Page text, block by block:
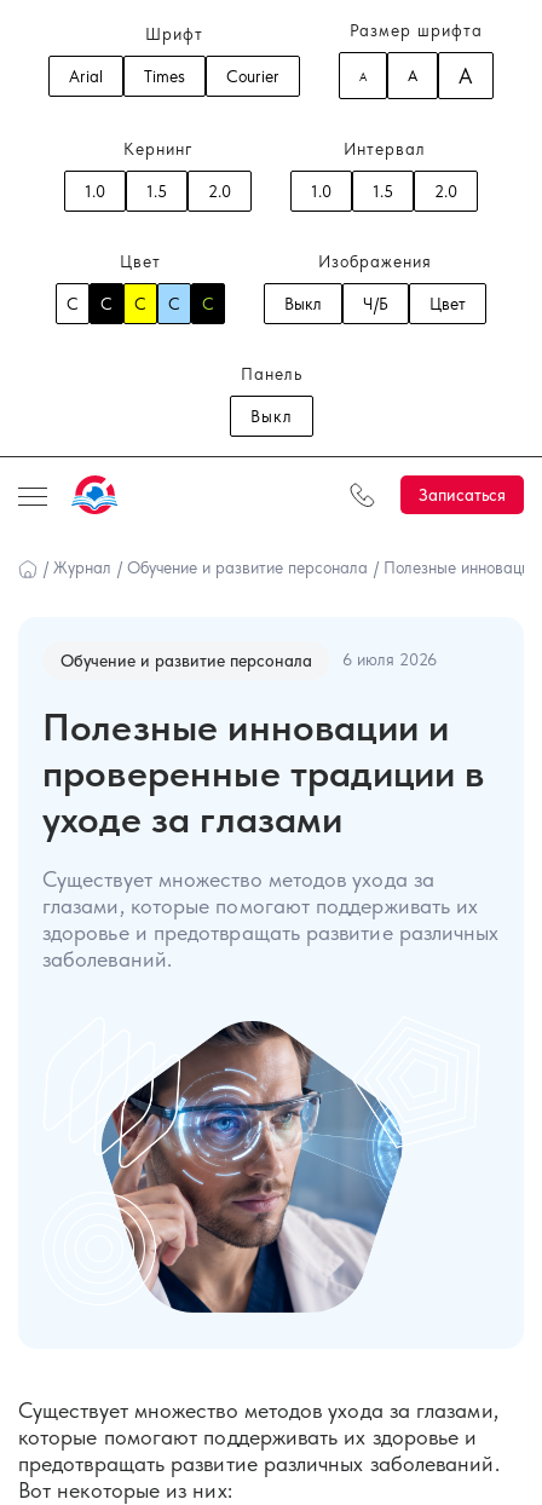
Шрифт
Arial Times Courier
Размер шрифта
A A A
Кернинг
1.0 1.5 2.0
Интервал
1.0 1.5 2.0
Цвет
C C C C C
Изображения
Выкл Ч/Б Цвет
Панель
Выкл
Записаться
/ Журнал / Обучение и развитие персонала / Полезные
Обучение и развитие персонала 6 июля 2026
Полезные инновации и
проверенные традиции в
уходе за глазами
Существует множество методов ухода за
глазами, которые помогают поддерживать их
здоровье и предотвращать развитие различных
заболеваний.
Существует множество методов ухода за глазами,
которые помогают поддерживать их здоровье и
предотвращать развитие различных заболеваний.
Вот некоторые из них: